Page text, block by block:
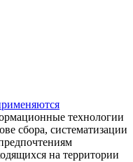
технологии
сбора, систематизации
на территории